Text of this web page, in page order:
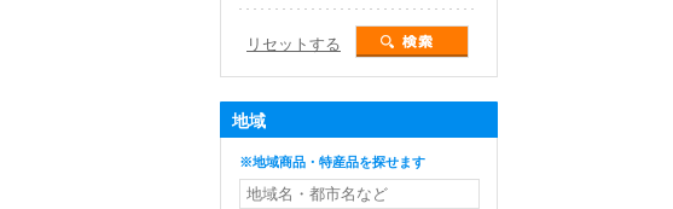
リセットする
地域
※地域商品・特産品を探せます